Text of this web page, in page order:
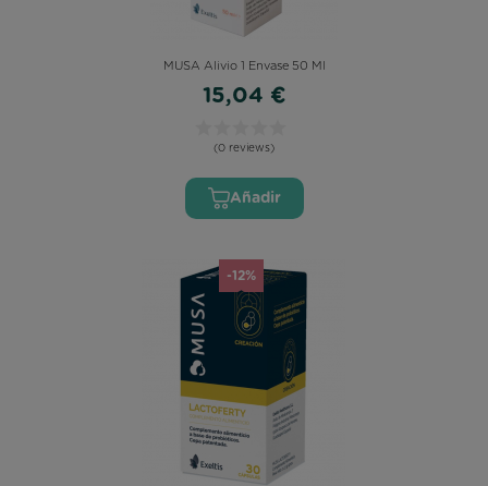
MUSA Alivio 1 Envase 50 Ml
15,04 €
(0 reviews)
Añadir
-12%